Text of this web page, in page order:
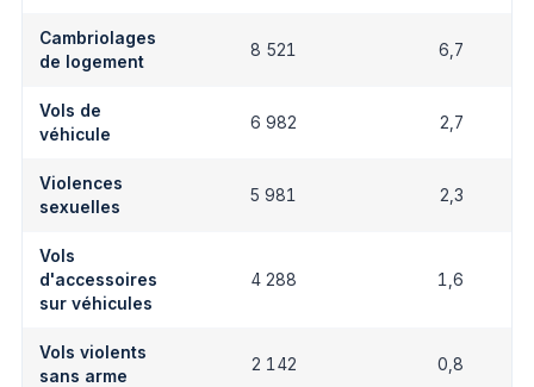
Cambriolages
de logement
8 521 6,7
Vols de
véhicule
6 982 2,7
Violences
sexuelles
5 981 2,3
Vols
d'accessoires
sur véhicules
4 288 1,6
Vols violents
sans arme
2 142 0,8